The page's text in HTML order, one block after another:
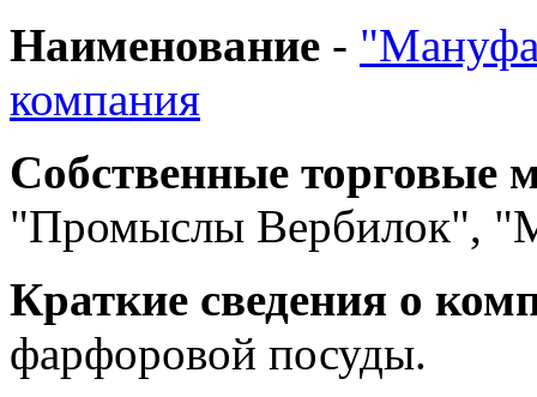
Наименование -
компания
Собственные торговые
"Промыслы Вербилок",
Краткие сведения о
фарфоровой посуды.